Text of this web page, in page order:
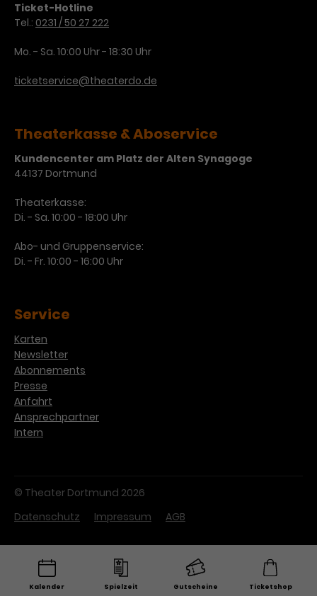
Ticket-Hotline
Tel.: 0231 / 50 27 222
Mo. - Sa. 10:00 Uhr - 18:30 Uhr
ticketservice@theaterdo.de
Theaterkasse & Aboservice
Kundencenter am Platz der Alten Synagoge
44137 Dortmund
Theaterkasse:
Di. - Sa. 10:00 - 18:00 Uhr
Abo- und Gruppenservice:
Di. - Fr. 10:00 - 16:00 Uhr
Service
Karten
Newsletter
Abonnements
Presse
Anfahrt
Ansprechpartner
Intern
© Theater Dortmund 2026
Datenschutz
Impressum AGB
Kalender Spielzeit Gutscheine Ticketshop